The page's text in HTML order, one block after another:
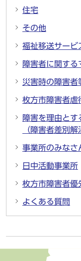
住宅
その他
福祉移送サービ
障害者に関する
災害時の障害者
枚方市障害者虐
障害を理由と
（障害者差別
事業所のみなさ
日中活動事業所
枚方市障害者優
よくある質問